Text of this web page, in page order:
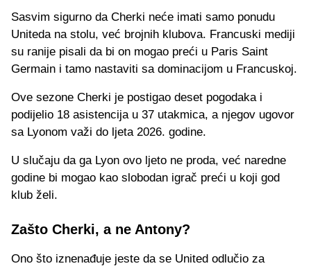
Sasvim sigurno da Cherki neće imati samo ponudu
Uniteda na stolu, već brojnih klubova. Francuski mediji
su ranije pisali da bi on mogao preći u Paris Saint
Germain i tamo nastaviti sa dominacijom u Francuskoj.
Ove sezone Cherki je postigao deset pogodaka i
podijelio 18 asistencija u 37 utakmica, a njegov ugovor
sa Lyonom važi do ljeta 2026. godine.
U slučaju da ga Lyon ovo ljeto ne proda, već naredne
godine bi mogao kao slobodan igrač preći u koji god
klub želi.
Zašto Cherki, a ne Antony?
Ono što iznenađuje jeste da se United odlučio za